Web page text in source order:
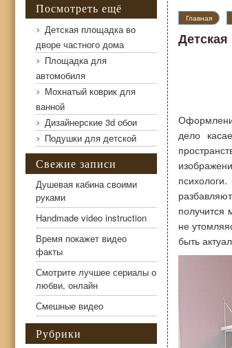
Главная
дело
получится
не
быть
Посмотреть ещё
Детская площадка во
дворе частного дома
Площадка для
автомобиля
Мохнатый коврик для
ванной
Дизайнерские 3d обои
Подушки для детской
Свежие записи
Душевая кабина своими
руками
Handmade video instruction
Время покажет видео
факты
Смотрите лучшее сериалы о
любви, онлайн
Смешные видео
Рубрики